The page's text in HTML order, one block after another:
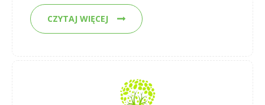
CZYTAJ WIĘCEJ